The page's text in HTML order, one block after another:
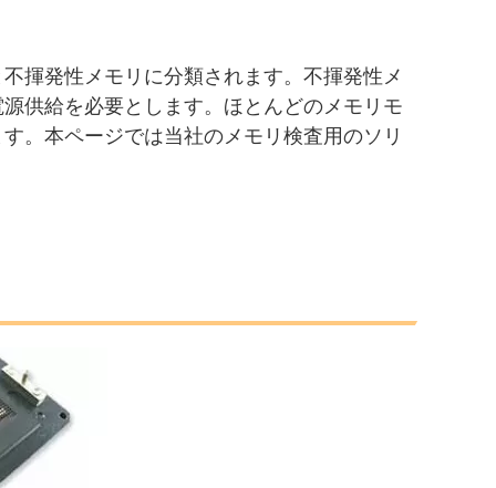
揮発性メモリに分類されます。不揮発性メ
供給を必要とします。ほとんどのメモリモ
。本ページでは当社のメモリ検査用のソリ